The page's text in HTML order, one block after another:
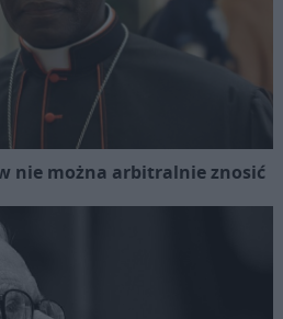
nie można arbitralnie znosić